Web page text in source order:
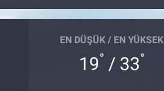
EN DÜŞÜK / EN YÜKSEK
19° / 33°